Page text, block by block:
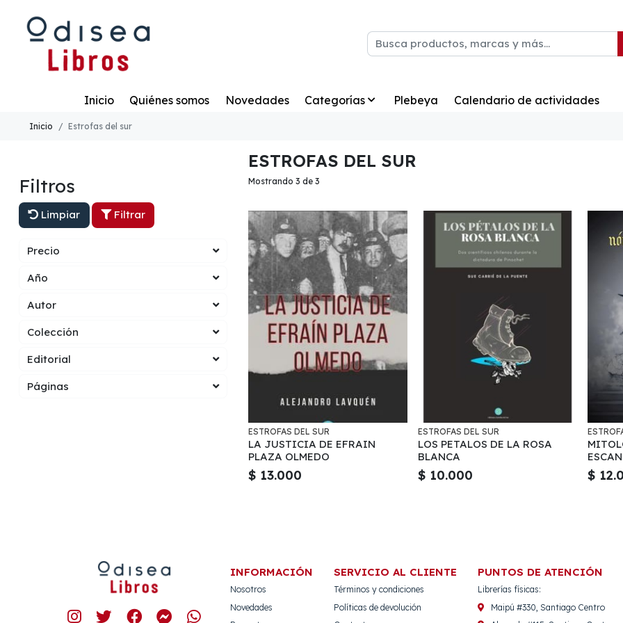
Inicio Quiénes somos Novedades Categorías Plebeya Calendario de actividades
Inicio Estrofas del sur
ESTROFAS DEL SUR
Filtros
Limpiar Filtrar
Precio
Año
Autor
Colección
Editorial
Páginas
Mostrando 3 de 3
ESTROFAS DEL SUR
LA JUSTICIA DE EFRAIN
PLAZA OLMEDO
$ 13.000
ESTROFAS DEL SUR
LOS PETALOS DE LA ROSA
BLANCA
$ 10.000 $
INFORMACIÓN
Nosotros
Novedades
SERVICIO AL CLIENTE
Términos y condiciones
Políticas de devolución
PUNTOS DE ATENCIÓN
Librerías físicas:
Maipú #330, Santiago Centro